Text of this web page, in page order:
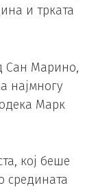
и трката
Сан Марино,
најмногу
Марк
кој беше
средината